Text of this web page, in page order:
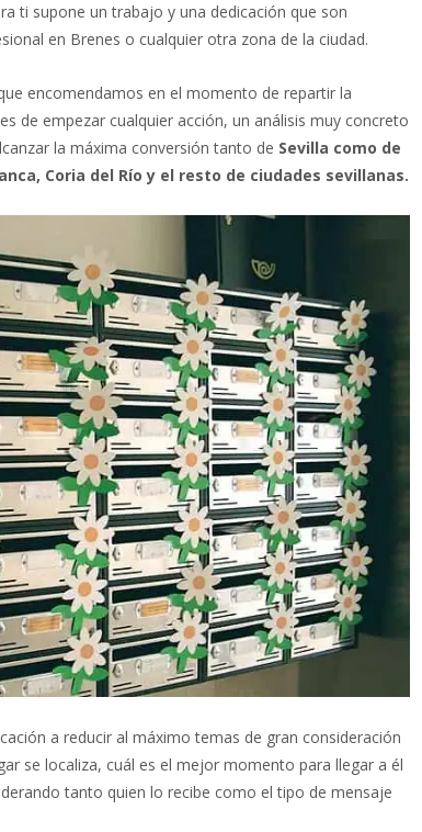
ti supone un trabajo y una dedicación que son
en Brenes o cualquier otra zona de la ciudad.
encomendamos en el momento de repartir la
de empezar cualquier acción, un análisis muy concreto
la máxima conversión tanto de Sevilla como de
Coria del Río y el resto de ciudades sevillanas.
a reducir al máximo temas de gran consideración
se localiza, cuál es el mejor momento para llegar a él
tanto quien lo recibe como el tipo de mensaje